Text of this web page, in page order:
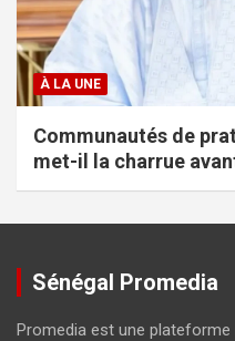
À LA UNE
Communautés de
met-il la charrue
Sénégal Promedia
Promedia est une